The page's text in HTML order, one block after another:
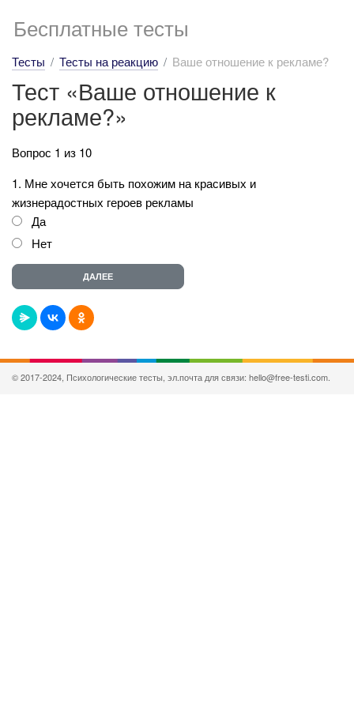
Бесплатные тесты
Тесты Тесты на реакцию Ваше отношение к рекламе?
Тест «Ваше отношение к
рекламе?»
Вопрос 1 из 10
1. Мне хочется быть похожим на красивых и
жизнерадостных героев рекламы
Да
Нет
© 2017-2024, Психологические тесты, эл.почта для связи: hello@free-testi.com.